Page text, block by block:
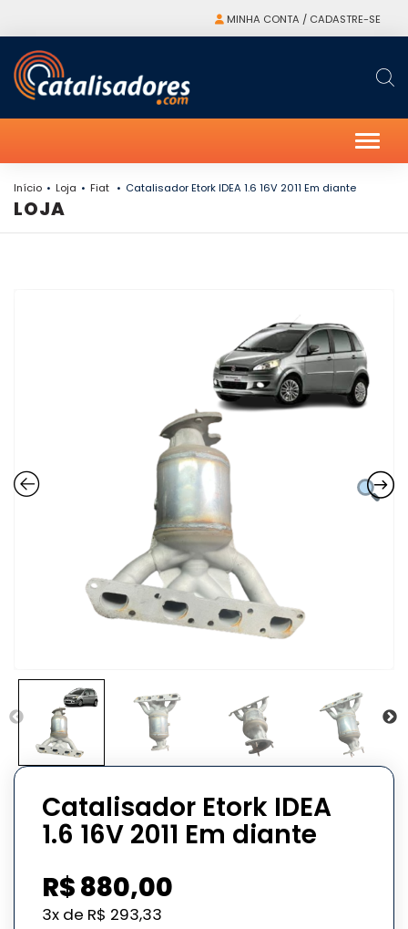
MINHA CONTA / CADASTRE-SE
Início Loja Fiat Catalisador Etork IDEA 1.6 16V 2011 Em diante
LOJA
Catalisador Etork IDEA
1.6 16V 2011 Em diante
R$880,00
3x de R$ 293,33